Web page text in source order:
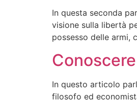
In questa seconda
visione sulla libertà
possesso delle armi,
In questo articolo
filosofo ed